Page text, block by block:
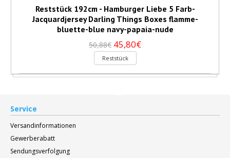
Reststück 192cm - Hamburger Liebe 5 Farb-
Jacquardjersey Darling Things Boxes flamme-
bluette-blue navy-papaia-nude
50,88€ 45,80€
Reststück
Service
Versandinformationen
Gewerberabatt
Sendungsverfolgung